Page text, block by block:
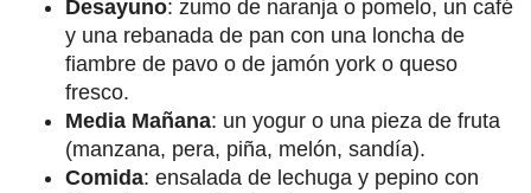
Desayuno: zumo de naranja o pomelo, un café
y una rebanada de pan con una loncha de
fiambre de pavo o de jamón york o queso
fresco.
Media Mañana: un yogur o una pieza de fruta
(manzana, pera, piña, melón, sandía).
Comida: ensalada de lechuga y pepino con